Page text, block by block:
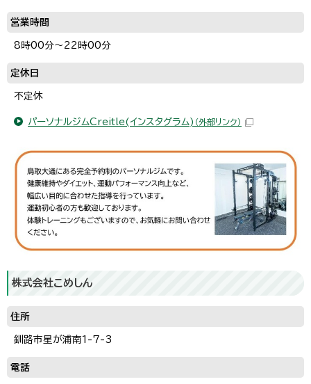
営業時間
8時00分～22時00分
定休日
不定休
パーソナルジムCreitle(インスタグラム) （外部リンク）
株式会社こめしん
住所
釧路市星が浦南1-7-3
電話